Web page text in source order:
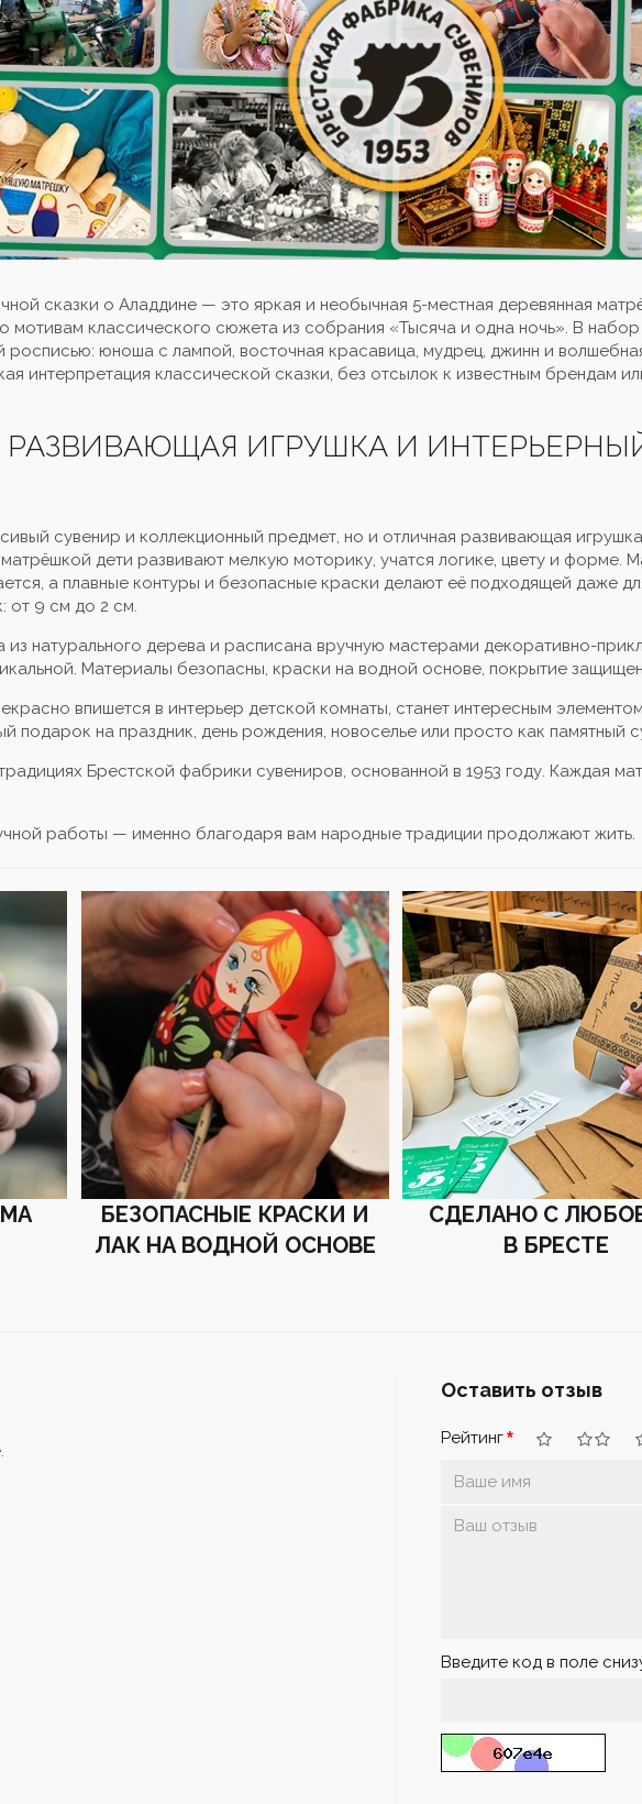
сказки о Аладдине — это яркая и необычная 5-местная деревянная
мотивам классического сюжета из собрания «Тысяча и одна ночь». В набор
росписью: юноша с лампой, восточная красавица, мудрец, джинн и
интерпретация классической сказки, без отсылок к известным брендам
РАЗВИВАЮЩАЯ ИГРУШКА И
сувенир и коллекционный предмет, но и отличная развивающая
дети развивают мелкую моторику, учатся логике, цвету и форме.
а плавные контуры и безопасные краски делают её подходящей даже
от 9 см до 2 см.
из натурального дерева и расписана вручную мастерами декоративно-
Материалы безопасны, краски на водной основе, покрытие
впишется в интерьер детской комнаты, станет интересным
подарок на праздник, день рождения, новоселье или просто как памятный
Брестской фабрики сувениров, основанной в 1953 году. Каждая
работы — именно благодаря вам народные традиции продолжают жить.
БЕЗОПАСНЫЕ КРАСКИ И
ЛАК НА ВОДНОЙ ОСНОВЕ
СДЕЛАНО С
В БРЕСТЕ
Оставить отзыв
Рейтинг
Введите код в поле